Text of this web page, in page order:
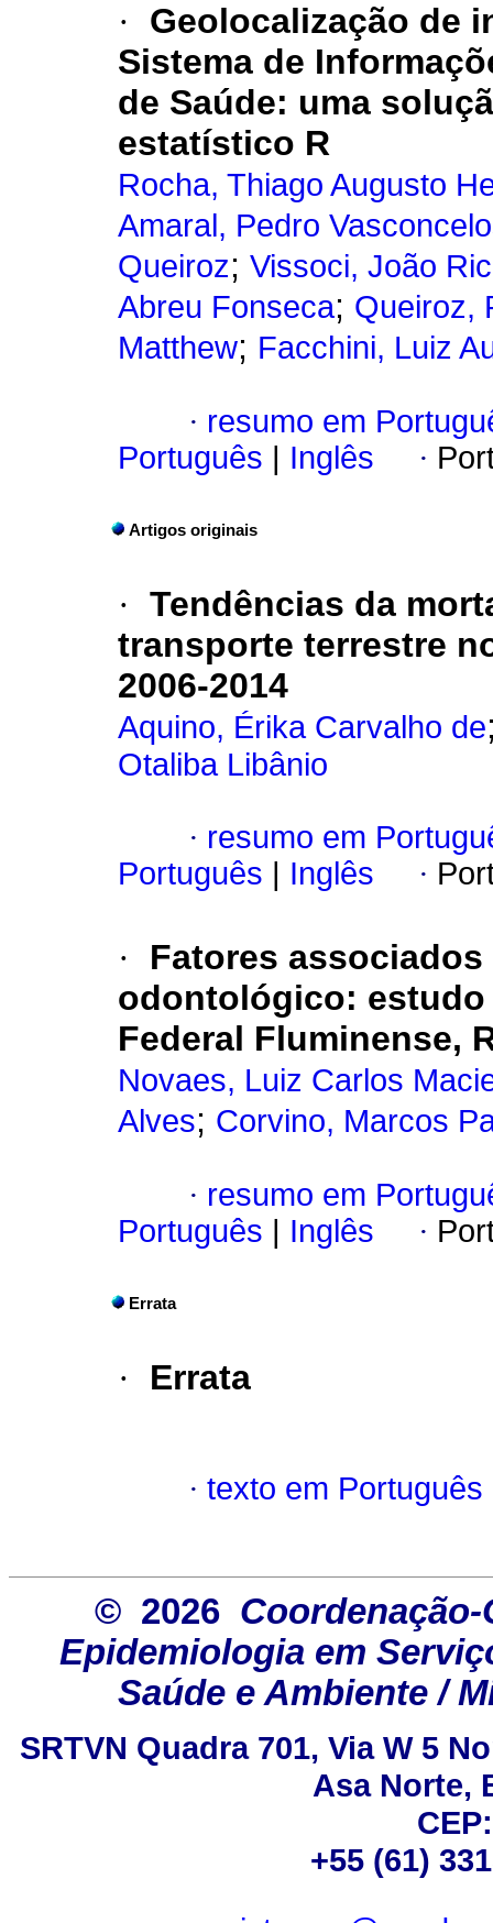
·
Geolocalização de
Sistema de
de Saúde: uma
estatístico R
Rocha, Thiago Augusto
Amaral, Pedro
Queiroz; Vissoci, João
Abreu Fonseca; Queiroz,
Matthew; Facchini, Luiz
· resumo em
Português
Inglês ·
Artigos originais
· Tendências da
transporte terrestre
2006-2014
Aquino, Érika Carvalho de
Otaliba Libânio
· resumo em
Português
Inglês ·
·
Fatores
odontológico:
Federal Fluminense,
Novaes, Luiz Carlos
Alves; Corvino, Marcos
· resumo em
Português
Inglês ·
Errata
· Errata
· texto em Português
© 2026
Epidemiologia em
Saúde e Ambiente /
SRTVN Quadra 701, Via W 5
Asa Norte,
+55 (61)